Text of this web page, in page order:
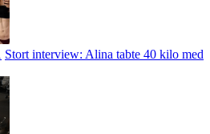
Stort interview: Alina tabte 40 kilo med